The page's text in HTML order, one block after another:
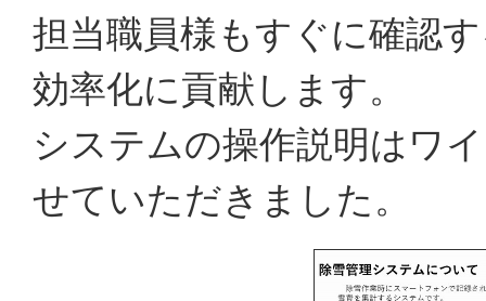
担当職員様もすぐに確認
効率化に貢献します。
システムの操作説明はワ
せていただきました。